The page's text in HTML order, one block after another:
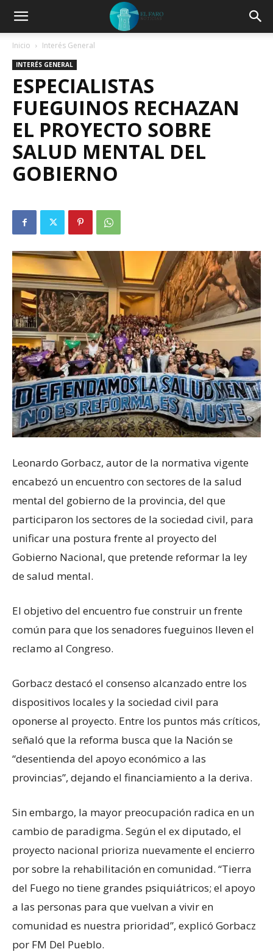
Inicio Interés General
INTERÉS GENERAL
ESPECIALISTAS
FUEGUINOS RECHAZAN
EL PROYECTO SOBRE
SALUD MENTAL DEL
GOBIERNO
Leonardo Gorbacz, autor de la normativa vigente
encabezó un encuentro con sectores de la salud
mental del gobierno de la provincia, del que
participaron los sectores de la sociedad civil, para
unificar una postura frente al proyecto del
Gobierno Nacional, que pretende reformar la ley
de salud mental.
El objetivo del encuentro fue construir un frente
común para que los senadores fueguinos lleven el
reclamo al Congreso.
Gorbacz destacó el consenso alcanzado entre los
dispositivos locales y la sociedad civil para
oponerse al proyecto. Entre los puntos más críticos,
señaló que la reforma busca que la Nación se
“desentienda del apoyo económico a las
provincias”, dejando el financiamiento a la deriva.
Sin embargo, la mayor preocupación radica en un
cambio de paradigma. Según el ex diputado, el
proyecto nacional prioriza nuevamente el encierro
por sobre la rehabilitación en comunidad. “Tierra
del Fuego no tiene grandes psiquiátricos; el apoyo
a las personas para que vuelvan a vivir en
comunidad es nuestra prioridad”, explicó Gorbacz
por FM Del Pueblo.